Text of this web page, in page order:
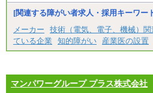
※上記給与をベースに
します。
※試用期間中も給与に
[関連する障がい者求人・採用キーワー
メーカー
技術（電気、電子、機械）関
ている企業
知的障がい 産業医の設置
マンパワーグループ プラス株式会社